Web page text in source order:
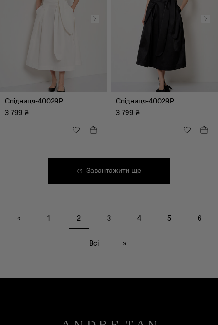
Корсети
S
Спідниця-40029P
3 799 ₴
Спідниця-40029P
3 799 ₴
Завантажити ще
« 1 2 3 4 5 6
Всі »